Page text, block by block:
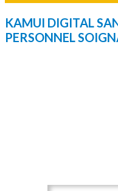
KAMUI DIGITAL
PERSONNEL